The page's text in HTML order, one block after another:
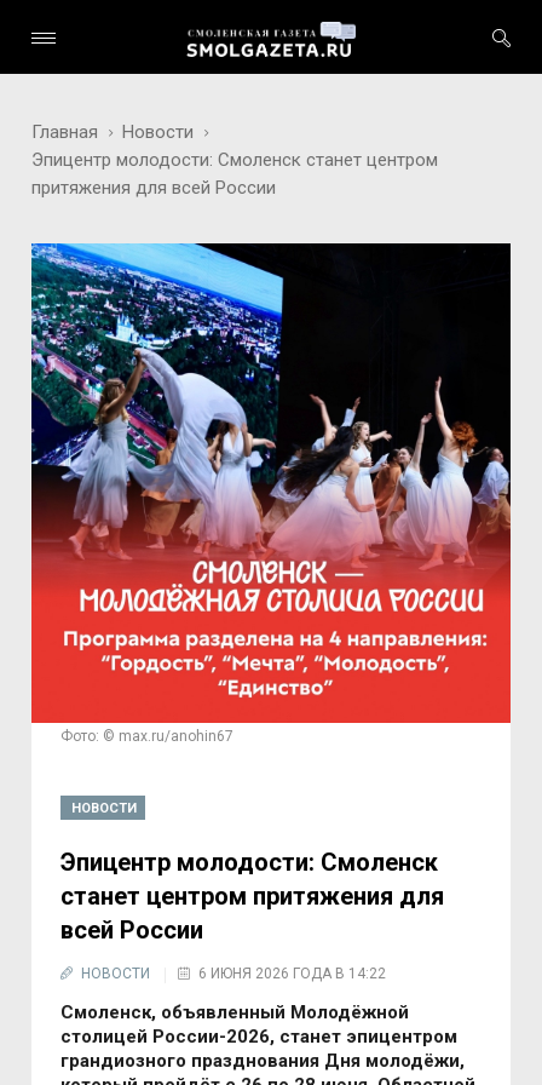
Главная
Новости
Эпицентр молодости: Смоленск станет центром
притяжения для всей России
Фото: © max.ru/anohin67
НОВОСТИ
Эпицентр молодости: Смоленск
станет центром притяжения для
всей России
НОВОСТИ 6 ИЮНЯ 2026 ГОДА В 14:22
Смоленск, объявленный Молодёжной
столицей России-2026, станет эпицентром
грандиозного празднования Дня молодёжи,